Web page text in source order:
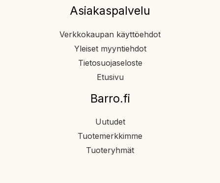
Asiakaspalvelu
Verkkokaupan käyttöehdot
Yleiset myyntiehdot
Tietosuojaseloste
Etusivu
Barro.fi
Uutudet
Tuotemerkkimme
Tuoteryhmät